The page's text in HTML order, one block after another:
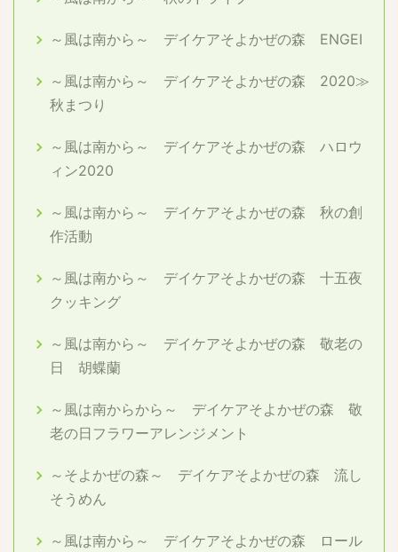
～風は南から～ デイケアそよかぜの森 ENGEI
～風は南から～ デイケアそよかぜの森 2020≫
秋まつり
～風は南から～ デイケアそよかぜの森 ハロウ
ィン2020
～風は南から～ デイケアそよかぜの森 秋の創
作活動
～風は南から～ デイケアそよかぜの森 十五夜
クッキング
～風は南から～ デイケアそよかぜの森 敬老の
日 胡蝶蘭
～風は南からから～ デイケアそよかぜの森 敬
老の日フラワーアレンジメント
～そよかぜの森～ デイケアそよかぜの森 流し
そうめん
～風は南から～ デイケアそよかぜの森 ロール